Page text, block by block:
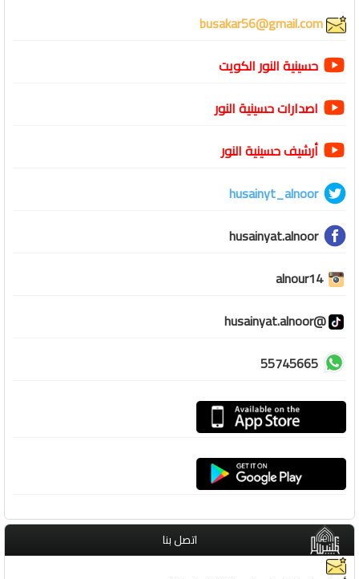
حسينية النور الكويت
اصدارات حسينية النور
أرشيف حسينية النور
husainyt_alnoor
husainyat.alnoor
alnour14
@husainyat.alnoor
55745665
اتصل بنا